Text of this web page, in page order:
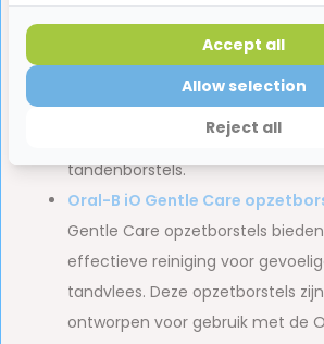
Philips Sonicare opzetborstels
voordelen met zachte
zijn voor gevoelige tanden en
Deze borstels zijn alleen te
tandenborstels.
Oral-B iO Gentle Care
Gentle Care opzetborstels
effectieve reiniging voor
tandvlees. Deze opzetborstels
ontworpen voor gebruik met de
Reject all
Allow selection
Accept all